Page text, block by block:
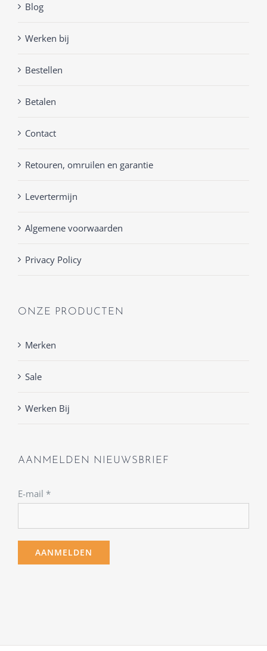
Blog
Werken bij
Bestellen
Betalen
Contact
Retouren, omruilen en garantie
Levertermijn
Algemene voorwaarden
Privacy Policy
ONZE PRODUCTEN
Merken
Sale
Werken Bij
AANMELDEN NIEUWSBRIEF
E-mail *